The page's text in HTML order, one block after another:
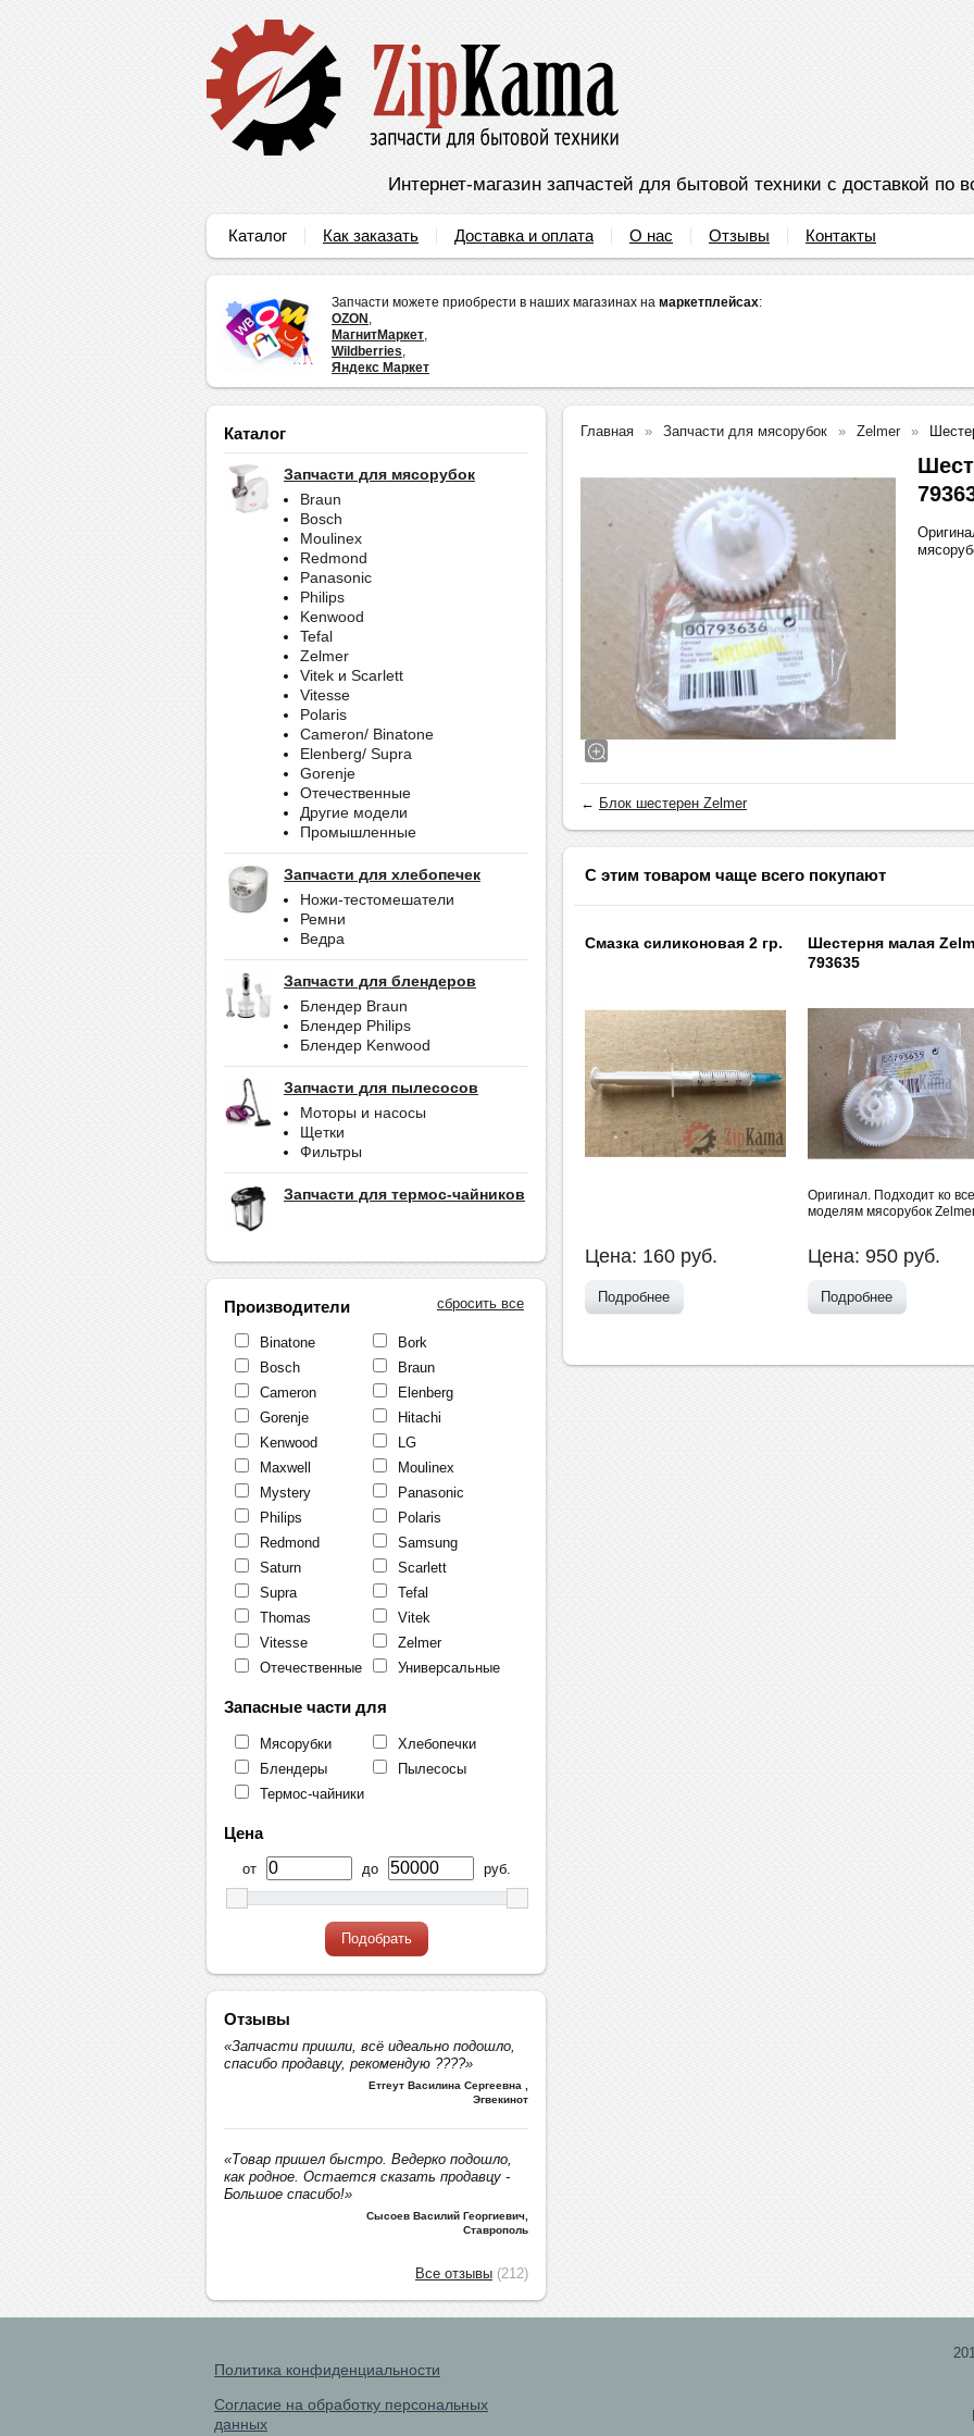
Интернет-магазин запчастей для бытовой техники с доставкой по
Каталог Как заказать Доставка и оплата О нас Отзывы Контакты
Запчасти можете приобрести в наших магазинах на маркетплейсах:
OZON
МагнитМаркет
Wildberries
Яндекс Маркет
Каталог
Запчасти для мясорубок
Braun
Bosch
Moulinex
Redmond
Panasonic
Philips
Kenwood
Tefal
Zelmer
Vitek и Scarlett
Vitesse
Polaris
Cameron/ Binatone
Elenberg/ Supra
Gorenje
Отечественные
Другие модели
Промышленные
Запчасти для хлебопечек
Ножи-тестомешатели
Ремни
Ведра
Запчасти для блендеров
Блендер Braun
Блендер Philips
Блендер Kenwood
Запчасти для пылесосов
Моторы и насосы
Щетки
Фильтры
Запчасти для термос-чайников
сбросить все
Производители
Binatone
Bork
Bosch
Braun
Cameron
Elenberg
Gorenje
Hitachi
Kenwood
LG
Maxwell
Moulinex
Mystery
Panasonic
Philips
Polaris
Redmond
Samsung
Saturn
Scarlett
Supra
Tefal
Thomas
Vitek
Vitesse
Zelmer
Отечественные
Универсальные
Запасные части для
Мясорубки
Хлебопечки
Блендеры
Пылесосы
Термос-чайники
Цена
от до руб.
Подобрать
Отзывы
«Запчасти пришли, всё идеально подошло,
спасибо продавцу, рекомендую ????»
Етгеут Василина Сергеевна
Эгвекинот
«Товар пришел быстро. Ведерко подошло,
как родное. Остается сказать продавцу -
Большое спасибо!»
Сысоев Василий Георгиевич
Ставрополь
Все отзывы (212)
Главная Запчасти для мясорубок Zelmer
← Блок шестерен Zelmer
С этим товаром чаще всего покупают
Смазка силиконовая 2 гр.
Цена: 160 руб.
Подробнее
Шестерня малая
793635
Оригинал. Подходит ко
моделям мясорубок
Цена:950 руб.
Подробнее
Политика конфиденциальности
Согласие на обработку персональных
данных